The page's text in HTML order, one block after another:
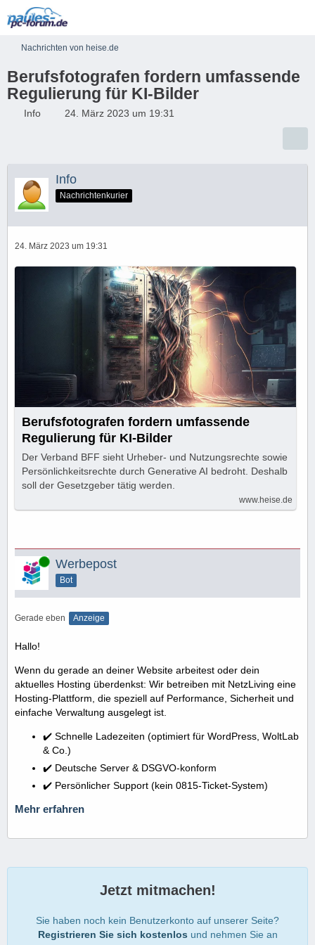
Nachrichten von heise.de
Berufsfotografen fordern umfassende
Regulierung für KI-Bilder
Info 24. März 2023 um 19:31
Info
Nachrichtenkurier
24. März 2023 um 19:31
Berufsfotografen fordern umfassende
Regulierung für KI-Bilder
Der Verband BFF sieht Urheber- und Nutzungsrechte sowie
Persönlichkeitsrechte durch Generative AI bedroht. Deshalb
soll der Gesetzgeber tätig werden.
www.heise.de
Online Werbepost
Bot
Gerade eben Anzeige
Hallo!
Wenn du gerade an deiner Website arbeitest oder dein
aktuelles Hosting überdenkst: Wir betreiben mit NetzLiving eine
Hosting-Plattform, die speziell auf Performance, Sicherheit und
einfache Verwaltung ausgelegt ist.
✔️ Schnelle Ladezeiten (optimiert für WordPress, WoltLab
& Co.)
✔️ Deutsche Server & DSGVO-konform
✔️ Persönlicher Support (kein 0815-Ticket-System)
Mehr erfahren
Jetzt mitmachen!
Sie haben noch kein Benutzerkonto auf unserer Seite?
Registrieren Sie sich kostenlos und nehmen Sie an